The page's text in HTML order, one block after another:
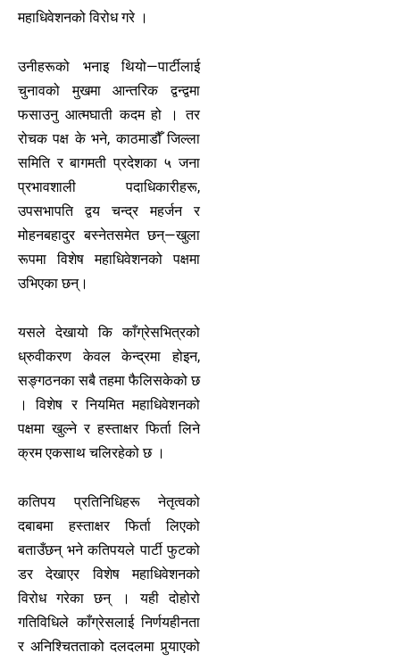
महाधिवेशनको विरोध गरे ।
उनीहरूको भनाइ थियो—पार्टीलाई
चुनावको मुखमा आन्तरिक द्वन्द्वमा
फसाउनु आत्मघाती कदम हो । तर
रोचक पक्ष के भने, काठमाडौँ जिल्ला
समिति र बागमती प्रदेशका ५ जना
प्रभावशाली पदाधिकारीहरू,
उपसभापति द्वय चन्द्र महर्जन र
मोहनबहादुर बस्नेतसमेत छन्—खुला
रूपमा विशेष महाधिवेशनको पक्षमा
उभिएका छन्।
यसले देखायो कि काँग्रेसभित्रको
ध्रुवीकरण केवल केन्द्रमा होइन,
सङ्गठनका सबै तहमा फैलिसकेको छ
। विशेष र नियमित महाधिवेशनको
पक्षमा खुल्ने र हस्ताक्षर फिर्ता लिने
क्रम एकसाथ चलिरहेको छ ।
कतिपय प्रतिनिधिहरू नेतृत्वको
दबाबमा हस्ताक्षर फिर्ता लिएको
बताउँछन् भने कतिपयले पार्टी फुटको
डर देखाएर विशेष महाधिवेशनको
विरोध गरेका छन् । यही दोहोरो
गतिविधिले काँग्रेसलाई निर्णयहीनता
र अनिश्चितताको दलदलमा पुर्‍याएको